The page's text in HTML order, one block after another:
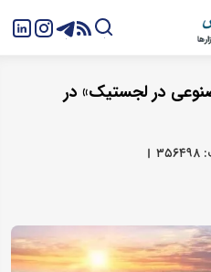
در لجستیک» در